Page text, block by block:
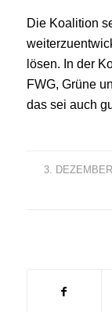
Die Koalition
lösen. In der
FWG, Grüne
das sei auch
3. /